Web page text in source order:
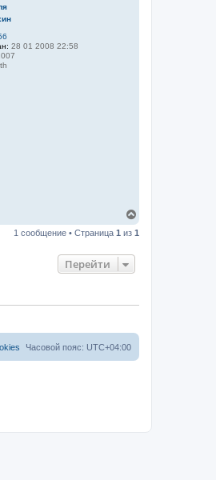
28 01 2008 22:58
р
я
а
а
1 сообщение • Страница 1 из 1
Перейти
Часовой пояс: UTC+04:00